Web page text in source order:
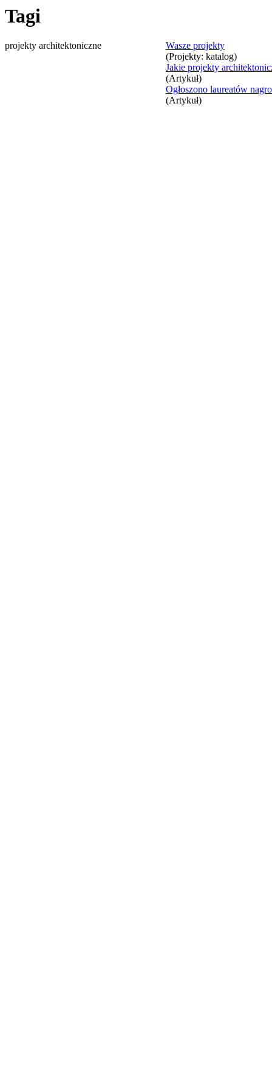
Tagi
projekty architektoniczne
Wasze projekty
(Projekty: katalog)
Jakie projekty
(Artykuł)
Ogłoszono laureatów
(Artykuł)